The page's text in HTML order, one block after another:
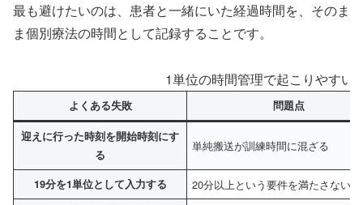
最も避けたいのは、患者と一緒にいた経過時間を、そのま
ま個別療法の時間として記録することです。
1単位の時間管理で起こりやすい
よくある失敗 問題点
迎えに行った時刻を開始時刻にす
る
単純搬送が訓練時間に混ざる
19分を1単位として入力する 20分以上という要件を満たさない